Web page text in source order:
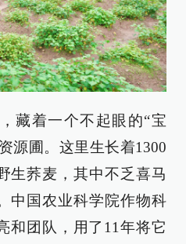
藏着一个不起眼的“宝
源圃。这里生长着1300
生荞麦，其中不乏喜马
中国农业科学院作物科
和团队，用了11年将它